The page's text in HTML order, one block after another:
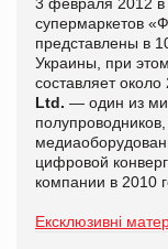
супермаркетов
представлены в
Украины, при
составляет около
Ltd. — один из
цифровой
компании в 2010
Ексклюзивні